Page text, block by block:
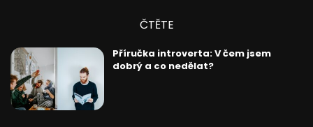
ČTĚTE
Příručka introverta: V čem jsem
dobrý a co nedělat?